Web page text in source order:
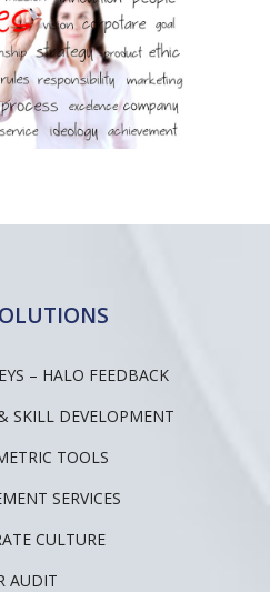
– HALO FEEDBACK
SKILL DEVELOPMENT
TOOLS
SERVICES
CULTURE
AUDIT